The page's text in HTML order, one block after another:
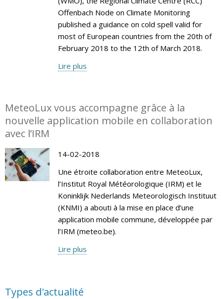
Offenbach Node on Climate Monitoring
published a guidance on cold spell valid for
most of European countries from the 20th of
February 2018 to the 12th of March 2018.
Lire plus
MeteoLux vous accompagne grâce à la
nouvelle application mobile en collaboration
avec l’IRM
14-02-2018
Une étroite collaboration entre MeteoLux,
l’Institut Royal Météorologique (IRM) et le
Koninklijk Nederlands Meteorologisch Instituut
(KNMI) a abouti à la mise en place d’une
application mobile commune, développée par
l’IRM (meteo.be).
Lire plus
Types d'actualité